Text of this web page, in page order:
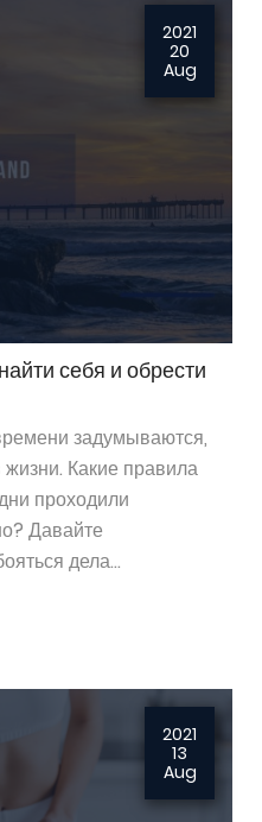
2021
20
Aug
себя и обрести
задумываются,
жизни. Какие правила
проходили
Давайте
дела...
2021
13
Aug